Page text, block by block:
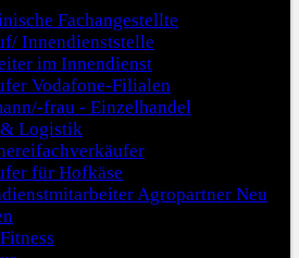
Fachangestellte
Innendienststelle
im Innendienst
Vodafone-Filialen
frau - Einzelhandel
Logistik
für Hofkäse
Agropartner Neu